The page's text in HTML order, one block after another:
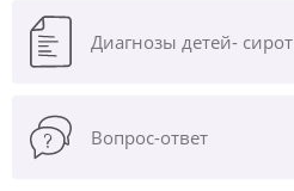
Диагнозы детей- сирот
Вопрос-ответ